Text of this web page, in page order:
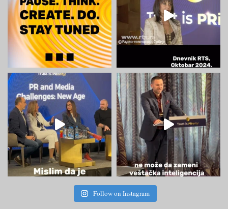
Follow on Instagram